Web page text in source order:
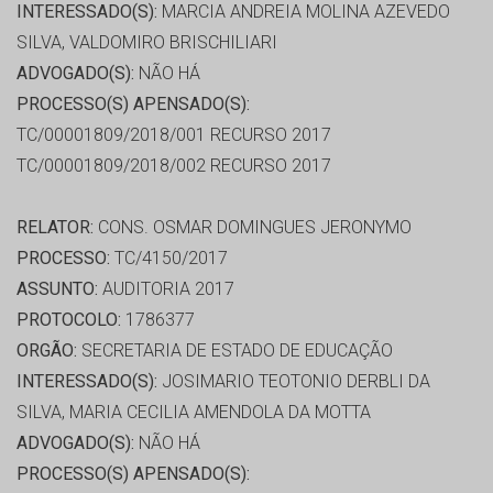
INTERESSADO(S): MARCIA ANDREIA MOLINA AZEVEDO
SILVA, VALDOMIRO BRISCHILIARI
ADVOGADO(S): NÃO HÁ
PROCESSO(S) APENSADO(S):
TC/00001809/2018/001 RECURSO 2017
TC/00001809/2018/002 RECURSO 2017
RELATOR: CONS. OSMAR DOMINGUES JERONYMO
PROCESSO: TC/4150/2017
ASSUNTO: AUDITORIA 2017
PROTOCOLO: 1786377
ORGÃO: SECRETARIA DE ESTADO DE EDUCAÇÃO
INTERESSADO(S): JOSIMARIO TEOTONIO DERBLI DA
SILVA, MARIA CECILIA AMENDOLA DA MOTTA
ADVOGADO(S): NÃO HÁ
PROCESSO(S) APENSADO(S):